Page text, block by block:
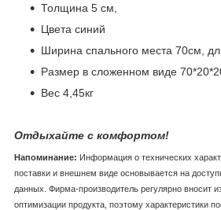
Толщина 5 см,
Цвета синий
Ширина спального места 70см,
Размер в сложенном виде
Вес 4,45кг
Отдыхайте с комфортом!
Напоминание: Информация о технических
поставки и внешнем виде основывается на
данных. Фирма-производитель регулярно вносит
оптимизации продукта, поэтому характеристики